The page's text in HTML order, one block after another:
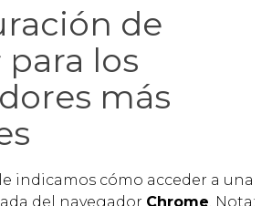
de
para los
más
indicamos cómo acceder a una
del navegador Chrome. Nota: